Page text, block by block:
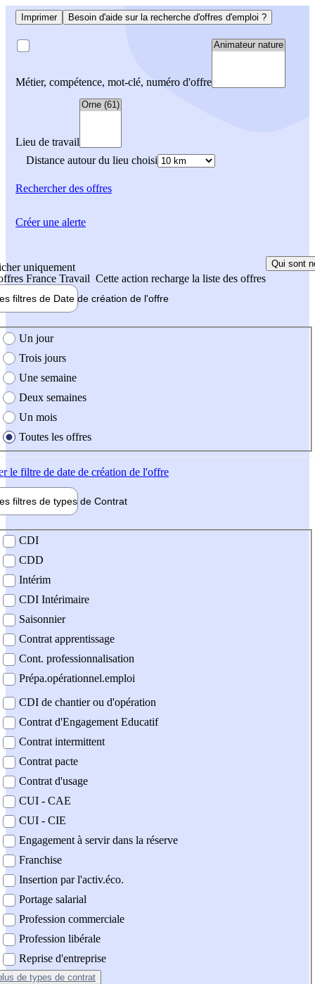
Imprimer Besoin d'aide sur la recherche d'offres d'emploi ?
Métier, compétence, mot-clé, numéro d'offre
Lieu de travail
Distance autour du lieu choisi
Rechercherdes offres
uniquement
France Travail Cette action recharge la liste des offres
Qui sont
filtres de Date de création de l'offre
création de l'offre
Un jour
Trois jours
Une semaine
Deux semaines
Un mois
Toutes les offres
le filtre de date de création de l'offre
filtres de types de Contrat
contrat
CDI
CDD
Intérim
CDI Intérimaire
Saisonnier
Contrat apprentissage
Cont. professionnalisation
Prépa.opérationnel.emploi
CDI de chantier ou d'opération
Contrat d'Engagement Educatif
Contrat intermittent
Contrat pacte
Contrat d'usage
CUI - CAE
CUI - CIE
Engagement à servir dans la réserve
Franchise
Insertion par l'activ.éco.
Portage salarial
Profession commerciale
Profession libérale
Reprise d'entreprise
de types de contrat
Créer une alerte